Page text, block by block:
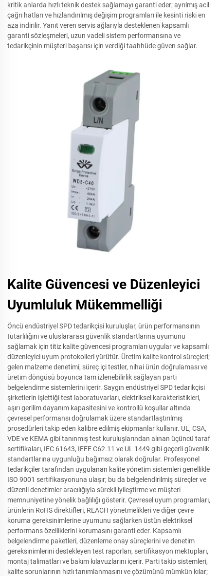
kritik anlarda hızlı teknik destek sağlamayı garanti eder; ayrılmış acil
çağrı hatları ve hızlandırılmış değişim programları ile kesinti riski en
aza indirilir. Yanıt veren servis ağlarıyla desteklenen kapsamlı
garanti sözleşmeleri, uzun vadeli sistem performansına ve
tedarikçinin müşteri başarısı için verdiği taahhüde güven sağlar.
Kalite Güvencesi ve Düzenleyici
Uyumluluk Mükemmelliği
Öncü endüstriyel SPD tedarikçisi kuruluşlar, ürün performansının
tutarlılığını ve uluslararası güvenlik standartlarına uyumunu
sağlamak için titiz kalite güvencesi programları uygular ve kapsamlı
düzenleyici uyum protokolleri yürütür. Üretim kalite kontrol süreçleri;
gelen malzeme denetimi, süreç içi testler, nihai ürün doğrulaması ve
üretim döngüsü boyunca tam izlenebilirlik sağlayan parti
belgelendirme sistemlerini içerir. Saygın endüstriyel SPD tedarikçisi
şirketlerin işlettiği test laboratuvarları, elektriksel karakteristikleri,
aşırı gerilim dayanım kapasitesini ve kontrollü koşullar altında
çevresel performansı doğrulamak üzere standartlaştırılmış
prosedürleri takip eden kalibre edilmiş ekipmanlar kullanır. UL, CSA,
VDE ve KEMA gibi tanınmış test kuruluşlarından alınan üçüncü taraf
sertifikaları, IEC 61643, IEEE C62.11 ve UL 1449 gibi geçerli güvenlik
standartlarına uygunluğu bağımsız olarak doğrular. Profesyonel
tedarikçiler tarafından uygulanan kalite yönetim sistemleri genellikle
ISO 9001 sertifikasyonuna ulaşır; bu da belgelendirilmiş süreçler ve
düzenli denetimler aracılığıyla sürekli iyileştirme ve müşteri
memnuniyetine yönelik bağlılığı gösterir. Çevresel uyum programları,
ürünlerin RoHS direktifleri, REACH yönetmelikleri ve diğer çevre
koruma gereksinimlerine uyumunu sağlarken üstün elektriksel
performans özelliklerini korumasını garanti eder. Kapsamlı
belgelendirme paketleri, düzenleme onay süreçlerini ve denetim
gereksinimlerini destekleyen test raporları, sertifikasyon mektupları,
montaj talimatları ve bakım kılavuzlarını içerir. Parti takip sistemleri,
kalite sorunlarının hızlı tanımlanmasını ve çözümünü mümkün kılar;